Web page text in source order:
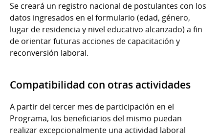
Se creará un registro nacional de postulantes con los
datos ingresados en el formulario (edad, género,
lugar de residencia y nivel educativo alcanzado) a fin
de orientar futuras acciones de capacitación y
reconversión laboral.
Compatibilidad con otras actividades
A partir del tercer mes de participación en el
Programa, los beneficiarios del mismo puedan
realizar excepcionalmente una actividad laboral